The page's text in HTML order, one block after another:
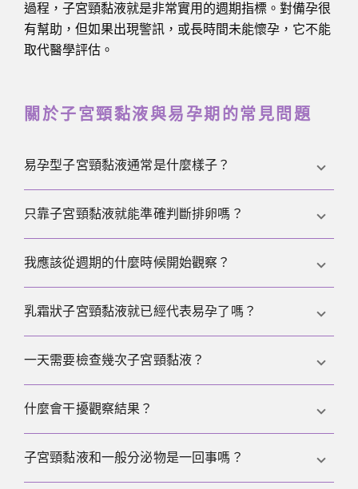
過程，子宮頸黏液就是非常實用的週期指標。對備孕很
有幫助，但如果出現警訊，或長時間未能懷孕，它不能
取代醫學評估。
關於子宮頸黏液與易孕期的常見問題
易孕型子宮頸黏液通常是什麼樣子？
通常它比較透明、滑順、濕潤，而且能在手指之間拉
漸轉向明顯更滑的過程。
只靠子宮頸黏液就能準確判斷排卵嗎？
不能完全準確。子宮頸黏液提示的是易孕窗口，但不
起看，會更穩妥。
我應該從週期的什麼時候開始觀察？
最好從月經結束後立刻開始。這樣更容易看出從偏乾
始。
乳霜狀子宮頸黏液就已經代表易孕了嗎？
它可能表示易孕階段正在接近。當黏液同時變得更滑
力。
一天需要檢查幾次子宮頸黏液？
很多情況下，每天在相近時間檢查一次就夠了，只要
能更好捕捉快速變化。
什麼會干擾觀察結果？
經間期出血、陰道用藥、感染、哺乳期或荷爾蒙變
子宮頸黏液和一般分泌物是一回事嗎？